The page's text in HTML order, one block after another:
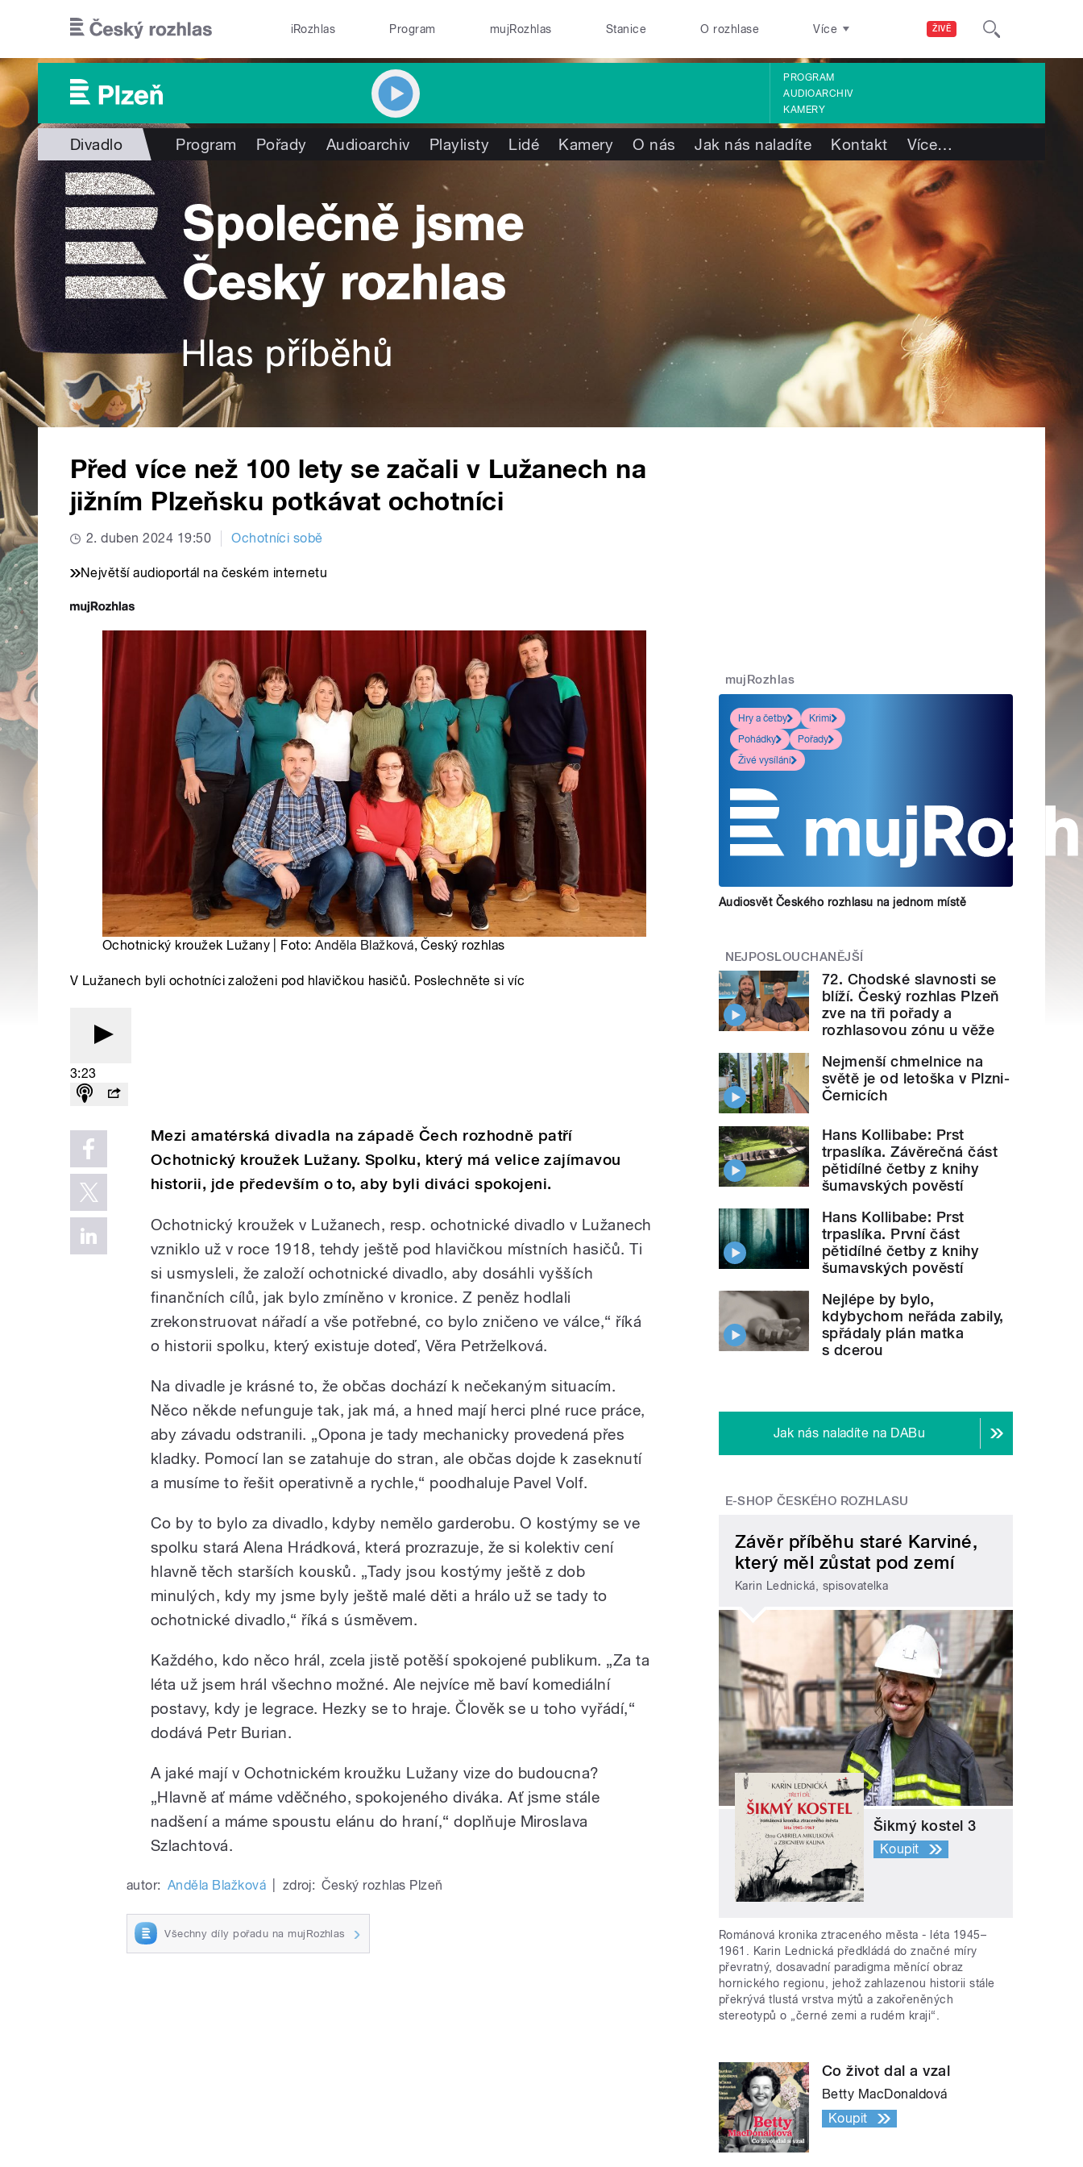
ŽIVĚ
iRozhlas Program mujRozhlas Stanice O rozhlase Více
PROGRAM
AUDIOARCHIV
KAMERY
Divadlo Program Pořady Audioarchiv Playlisty Lidé Kamery O nás Jak nás naladíte Kontakt Více…
Před více než 100 lety se začali v Lužanech na
jižním Plzeňsku potkávat ochotníci
2. duben 2024 19:50 Ochotníci sobě
Největší audioportál na českém internetu
Ochotnický kroužek Lužany | Foto:Anděla Blažková, Český rozhlas
V Lužanech byli ochotníci založeni pod hlavičkou hasičů. Poslechněte si víc
3:23
Mezi amatérská divadla na západě Čech rozhodně patří
Ochotnický kroužek Lužany. Spolku, který má velice zajímavou
historii, jde především o to, aby byli diváci spokojeni.
Ochotnický kroužek v Lužanech, resp. ochotnické divadlo v Lužanech
vzniklo už v roce 1918, tehdy ještě pod hlavičkou místních hasičů. Ti
si usmysleli, že založí ochotnické divadlo, aby dosáhli vyšších
finančních cílů, jak bylo zmíněno v kronice. Z peněz hodlali
zrekonstruovat nářadí a vše potřebné, co bylo zničeno ve válce,“ říká
o historii spolku, který existuje doteď, Věra Petrželková.
Na divadle je krásné to, že občas dochází k nečekaným situacím.
Něco někde nefunguje tak, jak má, a hned mají herci plné ruce práce,
aby závadu odstranili. „Opona je tady mechanicky provedená přes
kladky. Pomocí lan se zatahuje do stran, ale občas dojde k zaseknutí
a musíme to řešit operativně a rychle,“ poodhaluje Pavel Volf.
Co by to bylo za divadlo, kdyby nemělo garderobu. O kostýmy se ve
spolku stará Alena Hrádková, která prozrazuje, že si kolektiv cení
hlavně těch starších kousků. „Tady jsou kostýmy ještě z dob
minulých, kdy my jsme byly ještě malé děti a hrálo už se tady to
ochotnické divadlo,“ říká s úsměvem.
Každého, kdo něco hrál, zcela jistě potěší spokojené publikum. „Za ta
léta už jsem hrál všechno možné. Ale nejvíce mě baví komediální
postavy, kdy je legrace. Hezky se to hraje. Člověk se u toho vyřádí,“
dodává Petr Burian.
A jaké mají v Ochotnickém kroužku Lužany vize do budoucna?
„Hlavně ať máme vděčného, spokojeného diváka. Ať jsme stále
nadšení a máme spoustu elánu do hraní,“ doplňuje Miroslava
Szlachtová.
autor: Anděla Blažková zdroj: Český rozhlas Plzeň
Všechny díly pořadu na mujRozhlas
mujRozhlas
Hry a četby
Krimi
Pohádky
Pořady
Živé vysílání
Audiosvět Českého rozhlasu na jednom místě
NEJPOSLOUCHANĚJŠÍ
72. Chodské slavnosti se
blíží. Český rozhlas Plzeň
zve na tři pořady a
rozhlasovou zónu u věže
Nejmenší chmelnice na
světě je od letoška v Plzni-
Černicích
Hans Kollibabe: Prst
trpaslíka. Závěrečná část
pětidílné četby z knihy
šumavských pověstí
Hans Kollibabe: Prst
trpaslíka. První část
pětidílné četby z knihy
šumavských pověstí
Nejlépe by bylo,
kdybychom neřáda zabily,
spřádaly plán matka
s dcerou
Jak nás naladíte na DABu
E-SHOP ČESKÉHO ROZHLASU
Závěr příběhu staré Karviné,
který měl zůstat pod zemí
Karin Lednická, spisovatelka
Šikmý kostel 3
Koupit
Románová kronika ztraceného města - léta 1945–
1961. Karin Lednická předkládá do značné míry
převratný, dosavadní paradigma měnící obraz
hornického regionu, jehož zahlazenou historii stále
překrývá tlustá vrstva mýtů a zakořeněných
stereotypů o „černé zemi a rudém kraji“.
Co život dal a vzal
Betty MacDonaldová
Koupit